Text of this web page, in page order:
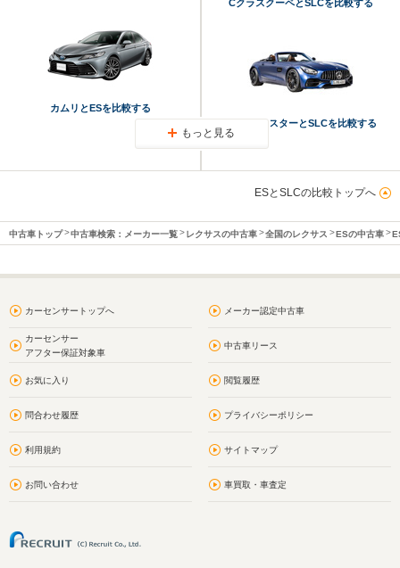
カムリとESを比較する
CクラスクーペとSLCを比較する
GTロードスターとSLCを比較する
もっと見る
ESとSLCの比較トップへ
中古車トップ 中古車検索：メーカー一覧 レクサスの中古車 全国のレクサス ESの中古車
カーセンサートップへ メーカー認定中古車
カーセンサー
アフター保証対象車
中古車リース
お気に入り 閲覧履歴
問合わせ履歴 プライバシーポリシー
利用規約 サイトマップ
お問い合わせ 車買取・車査定